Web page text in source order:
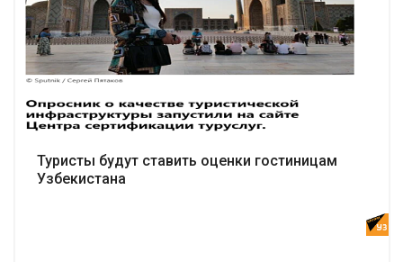
Подробнее
Туристы будут ставить оценки гостиницам
Узбекистана